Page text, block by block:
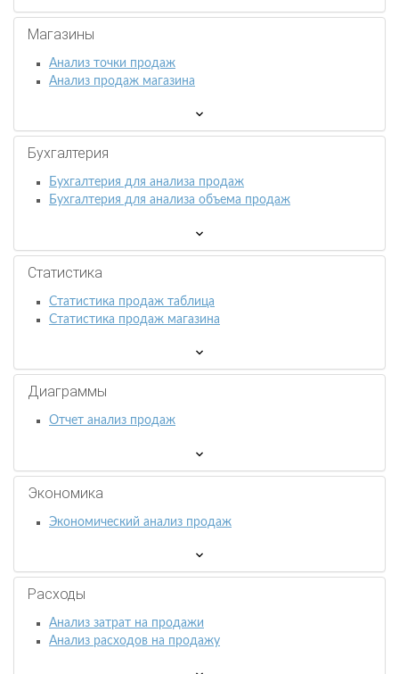
Магазины
Анализ точки продаж
Анализ продаж магазина
Бухгалтерия
Бухгалтерия для анализа продаж
Бухгалтерия для анализа объема продаж
Статистика
Статистика продаж таблица
Статистика продаж магазина
Диаграммы
Отчет анализ продаж
Экономика
Экономический анализ продаж
Расходы
Анализ затрат на продажи
Анализ расходов на продажу